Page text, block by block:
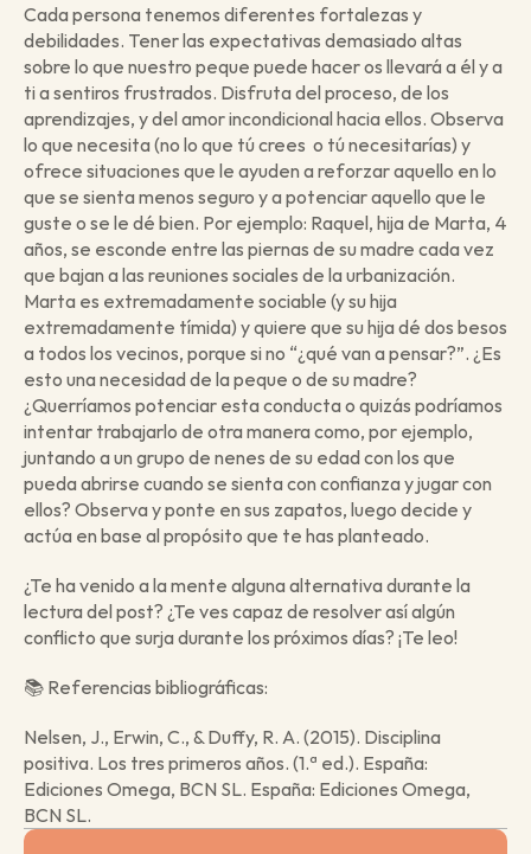
Cada persona tenemos diferentes fortalezas y
debilidades. Tener las expectativas demasiado altas
sobre lo que nuestro peque puede hacer os llevará a él y a
ti a sentiros frustrados. Disfruta del proceso, de los
aprendizajes, y del amor incondicional hacia ellos. Observa
lo que necesita (no lo que tú crees  o tú necesitarías) y
ofrece situaciones que le ayuden a reforzar aquello en lo
que se sienta menos seguro y a potenciar aquello que le
guste o se le dé bien. Por ejemplo: Raquel, hija de Marta, 4
años, se esconde entre las piernas de su madre cada vez
que bajan a las reuniones sociales de la urbanización.
Marta es extremadamente sociable (y su hija
extremadamente tímida) y quiere que su hija dé dos besos
a todos los vecinos, porque si no “¿qué van a pensar?”. ¿Es
esto una necesidad de la peque o de su madre?
¿Querríamos potenciar esta conducta o quizás podríamos
intentar trabajarlo de otra manera como, por ejemplo,
juntando a un grupo de nenes de su edad con los que
pueda abrirse cuando se sienta con confianza y jugar con
ellos? Observa y ponte en sus zapatos, luego decide y
actúa en base al propósito que te has planteado.
¿Te ha venido a la mente alguna alternativa durante la
lectura del post? ¿Te ves capaz de resolver así algún
conflicto que surja durante los próximos días? ¡Te leo!
📚 Referencias bibliográficas:
Nelsen, J., Erwin, C., & Duffy, R. A. (2015). Disciplina
positiva. Los tres primeros años. (1.ª ed.). España:
Ediciones Omega, BCN SL. España: Ediciones Omega,
BCN SL.